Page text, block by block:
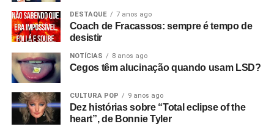
DESTAQUE 7 anos ago
Coach de Fracassos: sempre é tempo de
desistir
NOTÍCIAS 8 anos ago
Cegos têm alucinação quando usam LSD?
CULTURA POP 9 anos ago
Dez histórias sobre “Total eclipse of the
heart”, de Bonnie Tyler